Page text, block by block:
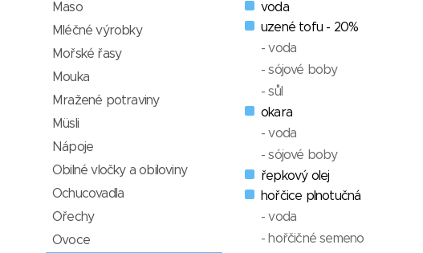
voda
uzené tofu - 20%
- voda
- sójové boby
- sůl
okara
- voda
- sójové boby
řepkový olej
hořčice plnotučná
- voda
- hořčičné semeno
Maso
Mléčné výrobky
Mořské řasy
Mouka
Mražené potraviny
Müsli
Nápoje
Obilné vločky a obiloviny
Ochucovadla
Ořechy
Ovoce